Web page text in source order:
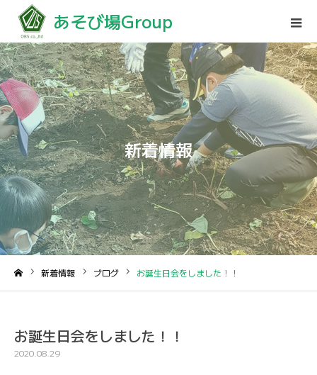
あそび場Group
新着情報
新着情報 ブログ お誕生日会をしました！！
お誕生日会をしました！！
2020.08.29